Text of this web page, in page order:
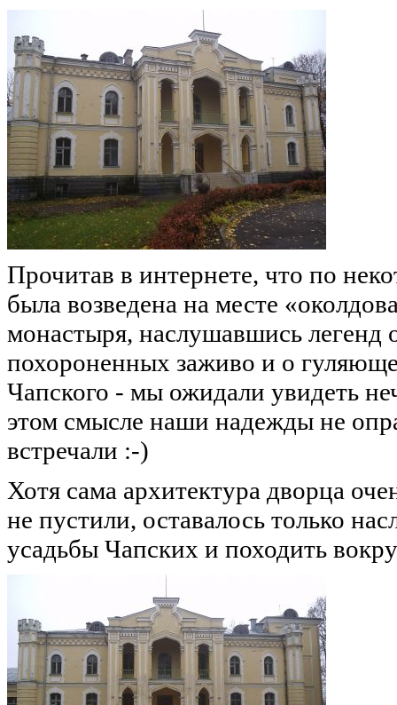
Прочитав в интернете, что по
была возведена на месте
монастыря, наслушавшись легенд
похороненных заживо и о
Чапского - мы ожидали увидеть
этом смысле наши надежды не
встречали :-)
Хотя сама архитектура дворца
не пустили, оставалось только
усадьбы Чапских и походить